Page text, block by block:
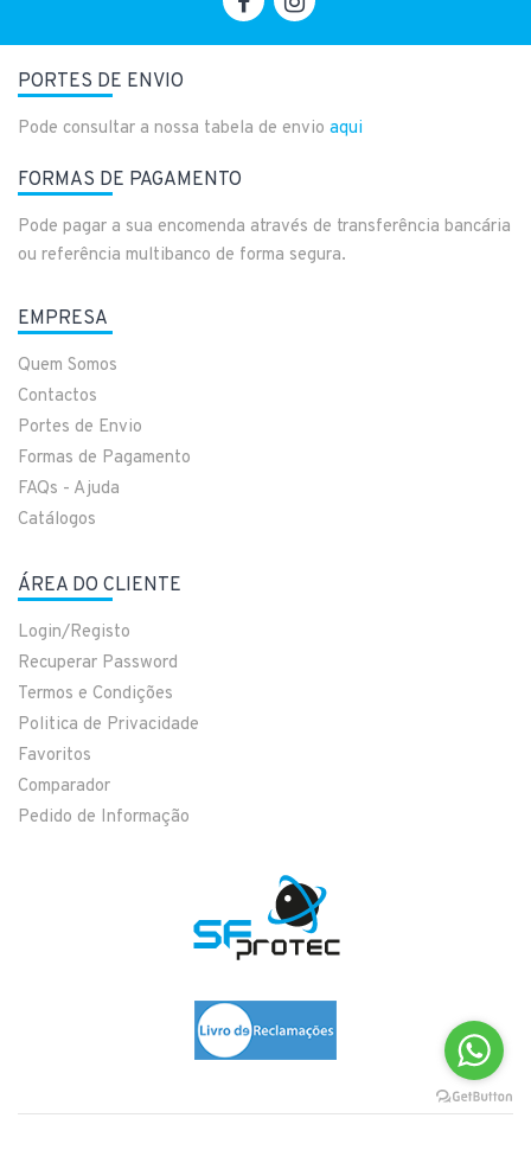
PORTES DE ENVIO
Pode consultar a nossa tabela de envio aqui
FORMAS DE PAGAMENTO
Pode pagar a sua encomenda através de transferência bancária
ou referência multibanco de forma segura.
EMPRESA
Quem Somos
Contactos
Portes de Envio
Formas de Pagamento
FAQs - Ajuda
Catálogos
ÁREA DO CLIENTE
Login/Registo
Recuperar Password
Termos e Condições
Politica de Privacidade
Favoritos
Comparador
Pedido de Informação